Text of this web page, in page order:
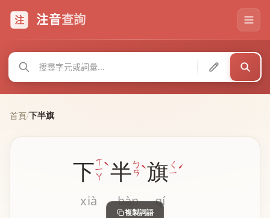
注 注音查詢
首頁/下半旗
下ㄒ
ㄧ
ㄚ
ˋ
xià
半ㄅ
ㄢˋ
bàn
旗 ㄑ
ㄧˊ
qí
複製詞語